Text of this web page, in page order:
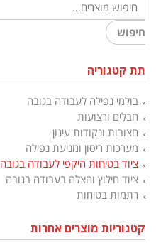
חיפוש
תת קטגוריה
בולמי נפילה לעבודה בגובה
חבלים ורצועות
חצובות ונקודות עיגון
מערכות ריסון ומניעת נפילה
ציוד בטיחות היקפי לעבודה בגובה
ציוד חילוץ והצלה בעבודה בגובה
רתמות בטיחות
קטגוריות מוצרים אחרות